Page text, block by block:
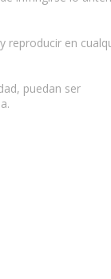
reproducir en
puedan ser